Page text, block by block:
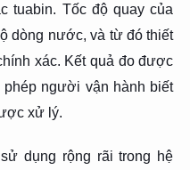
tuabin. Tốc độ quay của
dòng nước, và từ đó thiết
xác. Kết quả đo được
người vận hành biết
xử lý.
dụng rộng rãi trong hệ